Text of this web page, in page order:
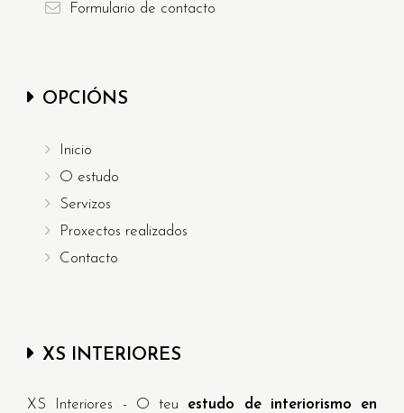
Formulario de contacto
OPCIÓNS
Inicio
O estudo
Servizos
Proxectos realizados
Contacto
XS INTERIORES
XS Interiores - O teu estudo de interiorismo en